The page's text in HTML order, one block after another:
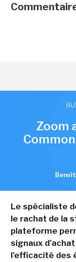
Zoom
Le spécialiste
le rachat de la
plateforme
signaux
l'efficacité des